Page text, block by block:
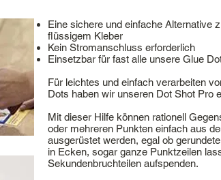
Eine sichere und einfache Alternative
flüssigem Kleber
Kein Stromanschluss erforderlich
Einsetzbar für fast alle unsere Glue
Für leichtes und einfach verarbeiten
Dots haben wir unseren Dot Shot Pro
Mit dieser Hilfe können rationell
oder mehreren Punkten einfach aus
ausgerüstet werden, egal ob
in Ecken, sogar ganze Punktzeilen
Sekundenbruchteilen aufspenden.